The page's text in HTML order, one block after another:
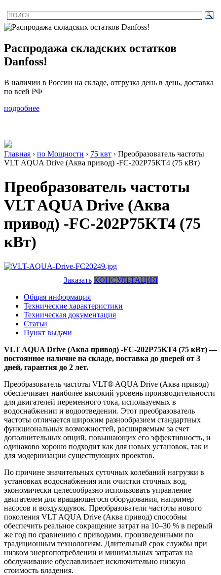
Распродажа складских остатков
Danfoss!
В наличии в России на складе, отгрузка день в день, доставка
по всей РФ
подробнее
Главная › по Мощности › 75 квт › Преобразователь частоты
VLT AQUA Drive (Аква привод) -FC-202P75KT4 (75 кВт)
Преобразователь частоты
VLT AQUA Drive (Аква
привод) -FC-202P75KT4 (75
кВт)
Заказать КОНСУЛЬТАЦИЯ
Общая информация
Технические характеристики
Техническая документация
Статьи
Пункт выдачи
VLT AQUA Drive (Аква привод) -FC-202P75KT4 (75 кВт) —
постоянное наличие на складе, поставка до дверей от 3
дней, гарантия до 2 лет.
Преобразователь частоты VLT® AQUA Drive (Аква привод)
обеспечивает наиболее высокий уровень производительности
для двигателей переменного тока, используемых в
водоснабжении и водоотведении. Этот преобразователь
частоты отличается широким разнообразием стандартных
функциональных возможностей, расширяемым за счет
дополнительных опций, повышающих его эффективность, и
одинаково хорошо подходит как для новых установок, так и
для модернизации существующих проектов.
По причине значительных суточных колебаний нагрузки в
установках водоснабжения или очистки сточных вод,
экономически целесообразно использовать управление
двигателем для вращающегося оборудования, например
насосов и воздуходувок. Преобразователи частоты нового
поколения VLT AQUA Drive (Аква привод) способны
обеспечить реальное сокращение затрат на 10–30 % в первый
же год по сравнению с приводами, произведенными по
традиционным технологиям. Длительный срок службы при
низком энергопотреблении и минимальных затратах на
обслуживание обуславливает исключительно низкую
стоимость владения.